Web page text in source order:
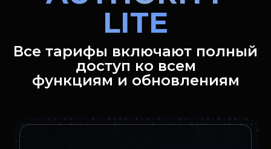
LITE
Все тарифы включают полный
доступ ко всем
функциям и обновлениям